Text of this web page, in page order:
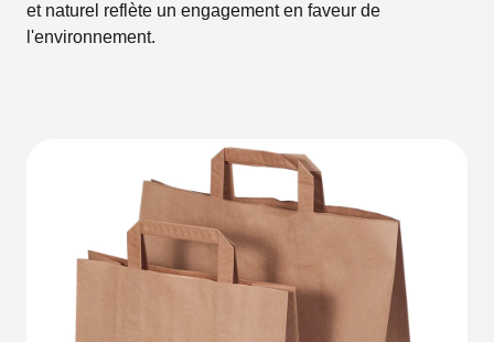
et naturel reflète un engagement en faveur de
l'environnement.